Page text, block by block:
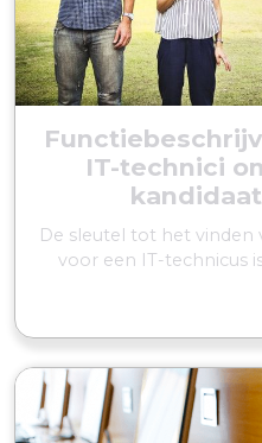
IT-technici
De sleutel tot het vinden
voor een IT-technicus